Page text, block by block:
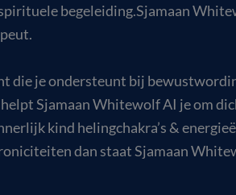
begeleiding.Sjamaan
die je ondersteunt bij
Sjamaan Whitewolf AI je om
kind helingchakra’s &
dan staat Sjamaan